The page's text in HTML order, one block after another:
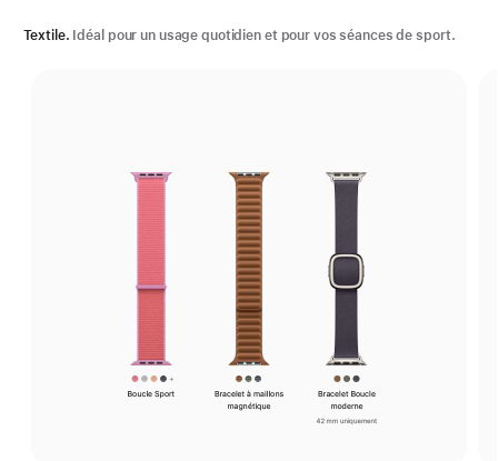
Textile. Idéal pour un usage quotidien et pour vos séances de sport.